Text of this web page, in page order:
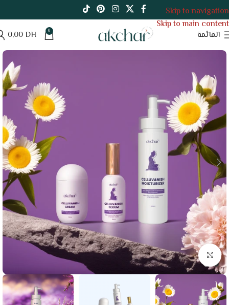
Skip to navigation
Skip to main content
القائمة 0
0,00 DH
Click to enlarge